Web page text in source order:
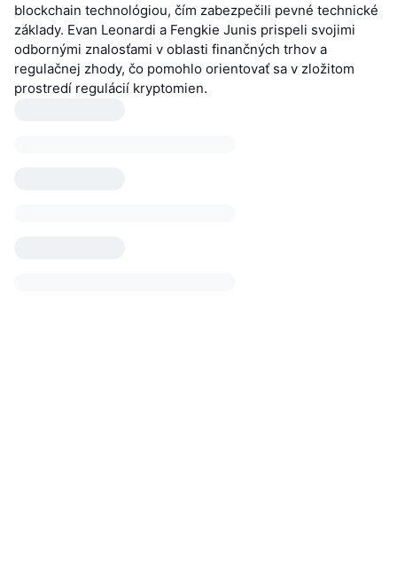
blockchain technológiou, čím zabezpečili pevné technické
základy. Evan Leonardi a Fengkie Junis prispeli svojimi
odbornými znalosťami v oblasti finančných trhov a
regulačnej zhody, čo pomohlo orientovať sa v zložitom
prostredí regulácií kryptomien.